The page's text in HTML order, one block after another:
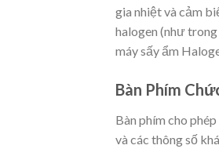
gia nhiệt và cảm
halogen (như
máy sấy ẩm
Bàn Phím
Bàn phím cho
và các thông số